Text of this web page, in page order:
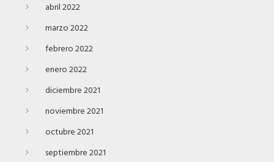
abril 2022
marzo 2022
febrero 2022
enero 2022
diciembre 2021
noviembre 2021
octubre 2021
septiembre 2021